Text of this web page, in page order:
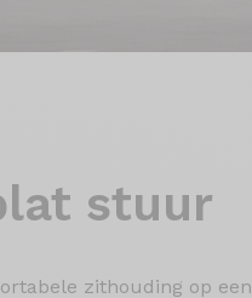
stuur
zithouding op een